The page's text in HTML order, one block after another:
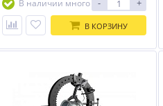
В наличии много
- +
В КОРЗИНУ